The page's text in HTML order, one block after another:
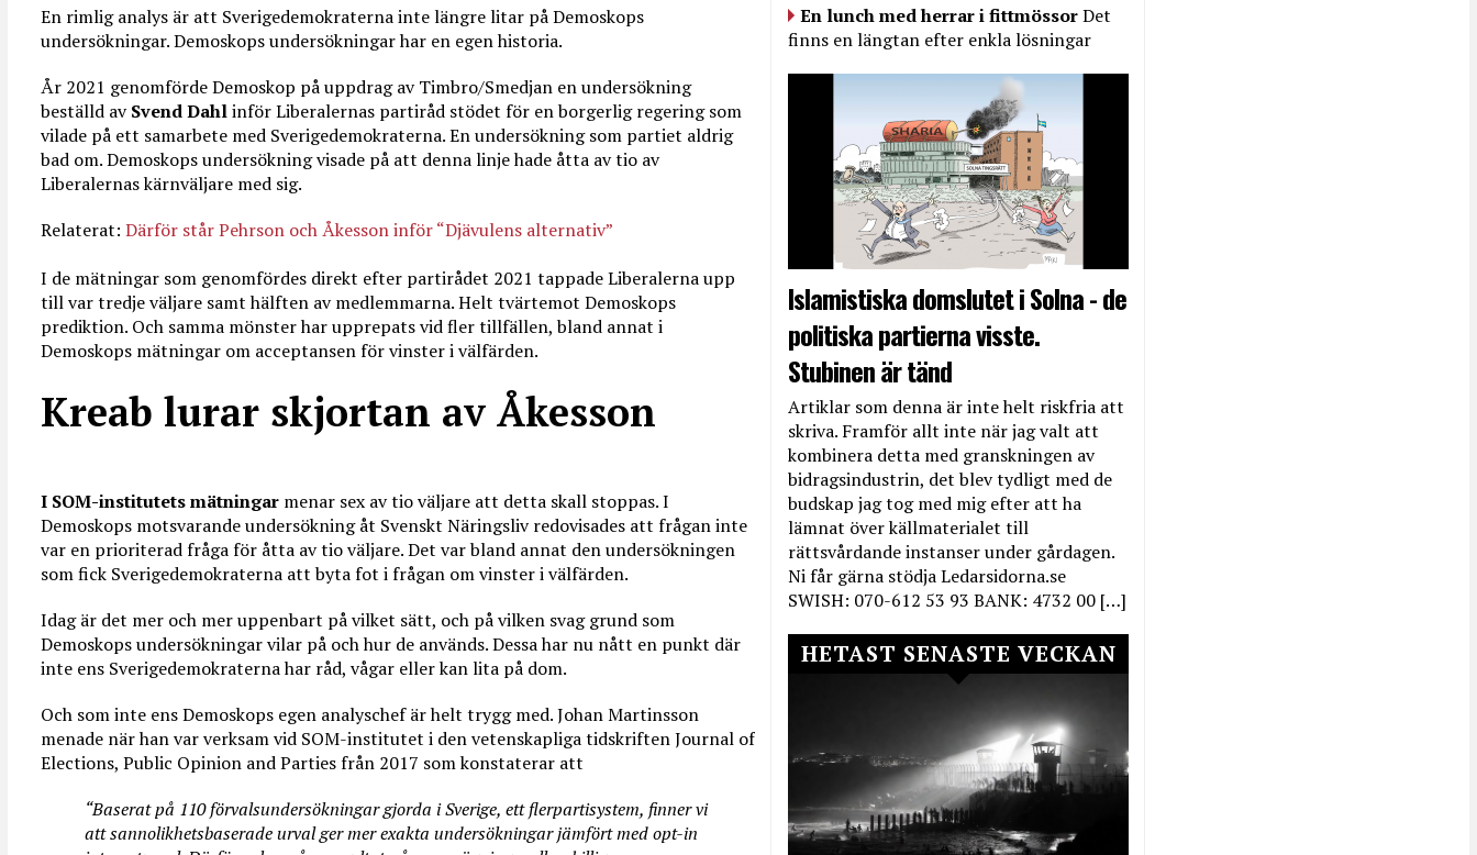
En rimlig analys är att Sverigedemokraterna inte längre litar på Demoskops
undersökningar. Demoskops undersökningar har en egen historia.
År 2021 genomförde Demoskop på uppdrag av Timbro/Smedjan en undersökning
beställd avSvend Dahlinför Liberalernas partiråd stödet för en borgerlig regering som
vilade på ett samarbete med Sverigedemokraterna. En undersökning som partiet aldrig
bad om. Demoskops undersökning visade på att denna linje hade åtta av tio av
Liberalernas kärnväljare med sig.
Relaterat: Därför står Pehrson och Åkesson inför “Djävulens alternativ”
I de mätningar som genomfördes direkt efter partirådet 2021 tappade Liberalerna upp
till var tredje väljare samt hälften av medlemmarna. Helt tvärtemot Demoskops
prediktion. Och samma mönster har upprepats vid fler tillfällen, bland annat i
Demoskops mätningar om acceptansen för vinster i välfärden.
Kreab lurar skjortan av Åkesson
I SOM-institutets mätningar menar sex av tio väljare att detta skall stoppas. I
Demoskops motsvarande undersökning åt Svenskt Näringsliv redovisades att frågan inte
var en prioriterad fråga för åtta av tio väljare. Det var bland annat den undersökningen
som fick Sverigedemokraterna att byta fot i frågan om vinster i välfärden.
Idag är det mer och mer uppenbart på vilket sätt, och på vilken svag grund som
Demoskops undersökningar vilar på och hur de används. Dessa har nu nått en punkt där
inte ens Sverigedemokraterna har råd, vågar eller kan lita på dom.
Och som inte ens Demoskops egen analyschef är helt trygg med. Johan Martinsson
menade när han var verksam vid SOM-institutet i den vetenskapliga tidskriften Journal of
Elections, Public Opinion and Parties från 2017 som konstaterar att
“Baserat på 110 förvalsundersökningar gjorda i Sverige, ett flerpartisystem, finner vi
att sannolikhetsbaserade urval ger mer exakta undersökningar jämfört med opt-in
En lunch med herrar i fittmössorDet
finns en längtan efter enkla lösningar
Islamistiska domslutet i Solna - de
politiska partierna visste.
Stubinen är tänd
Artiklar som denna är inte helt riskfria att
skriva. Framför allt inte när jag valt att
kombinera detta med granskningen av
bidragsindustrin, det blev tydligt med de
budskap jag tog med mig efter att ha
lämnat över källmaterialet till
rättsvårdande instanser under gårdagen.
Ni får gärna stödja Ledarsidorna.se
SWISH: 070-612 53 93 BANK: 4732 00 […]
HETAST SENASTE VECKAN